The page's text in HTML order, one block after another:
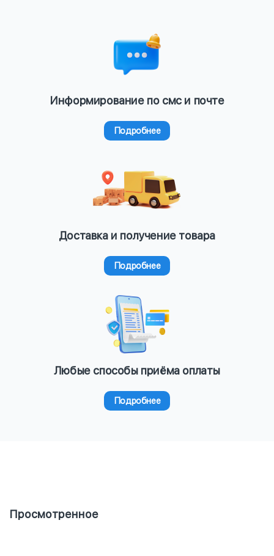
Информирование по смс и почте
Подробнее
Доставка и получение товара
Подробнее
Любые способы приёма оплаты
Подробнее
Просмотренное